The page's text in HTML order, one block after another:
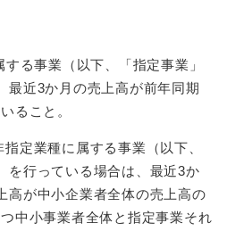
る事業（以下、「指定事業」
最近3か月の売上高が前年同期
ること。
定業種に属する事業（以下、
を行っている場合は、最近3か
高が中小企業者全体の売上高の
中小事業者全体と指定事業それ